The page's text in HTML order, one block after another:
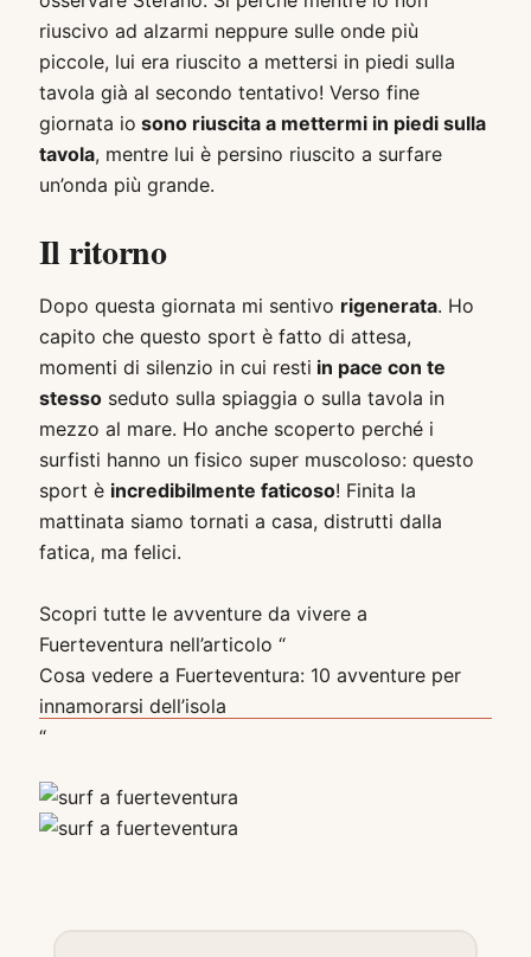
riuscivo ad alzarmi neppure sulle onde più
piccole, lui era riuscito a mettersi in piedi sulla
tavola già al secondo tentativo! Verso fine
giornata io sono riuscita a mettermi in piedi sulla
tavola, mentre lui è persino riuscito a surfare
un’onda più grande.
Il ritorno
Dopo questa giornata mi sentivo rigenerata. Ho
capito che questo sport è fatto di attesa,
momenti di silenzio in cui resti in pace con te
stessoseduto sulla spiaggia o sulla tavola in
mezzo al mare. Ho anche scoperto perché i
surfisti hanno un fisico super muscoloso: questo
sport è incredibilmente faticoso! Finita la
mattinata siamo tornati a casa, distrutti dalla
fatica, ma felici.
Scopri tutte le avventure da vivere a
Fuerteventura nell’articolo “
Cosa vedere a Fuerteventura: 10 avventure per
innamorarsi dell’isola
“